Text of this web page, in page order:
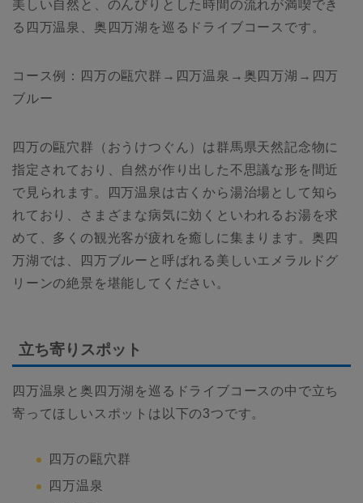
美しい自然と、のんびりとした時間の流れが満喫でき
る四万温泉、奥四万湖を巡るドライブコースです。
コース例：四万の甌穴群→四万温泉→奥四万湖→四万
ブルー
四万の甌穴群（おうけつぐん）は群馬県天然記念物に
指定されており、自然が作り出した不思議な形を間近
で見られます。四万温泉は古くから湯治場として知ら
れており、さまざまな病気に効くといわれるお湯を求
めて、多くの観光客が疲れを癒しに集まります。奥四
万湖では、四万ブルーと呼ばれる美しいエメラルドグ
リーンの絶景を堪能してください。
立ち寄りスポット
四万温泉と奥四万湖を巡るドライブコースの中で立ち
寄ってほしいスポットは以下の3つです。
四万の甌穴群
四万温泉